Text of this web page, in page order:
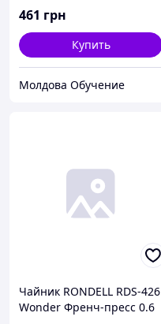
461 грн
Купить
Молдова Обучение
Чайник RONDELL RDS-426
Wonder Френч-пресс 0.6